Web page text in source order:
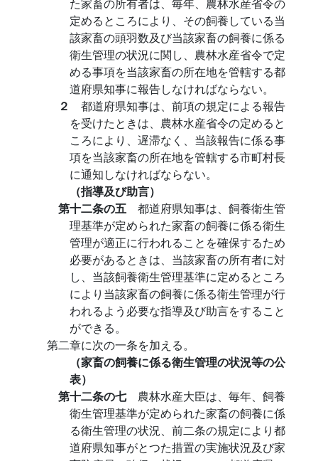
定めるところにより、その飼養している当
該家畜の頭羽数及び当該家畜の飼養に係る
衛生管理の状況に関し、農林水産省令で定
める事項を当該家畜の所在地を管轄する都
道府県知事に報告しなければならない。
２ 都道府県知事は、前項の規定による報告
を受けたときは、農林水産省令の定めると
ころにより、遅滞なく、当該報告に係る事
項を当該家畜の所在地を管轄する市町村長
に通知しなければならない。
（指導及び助言）
第十二条の五 都道府県知事は、飼養衛生管
理基準が定められた家畜の飼養に係る衛生
管理が適正に行われることを確保するため
必要があるときは、当該家畜の所有者に対
し、当該飼養衛生管理基準に定めるところ
により当該家畜の飼養に係る衛生管理が行
われるよう必要な指導及び助言をすること
ができる。
第二章に次の一条を加える。
（家畜の飼養に係る衛生管理の状況等の公
表）
第十二条の七 農林水産大臣は、毎年、飼養
衛生管理基準が定められた家畜の飼養に係
る衛生管理の状況、前二条の規定により都
道府県知事がとつた措置の実施状況及び家